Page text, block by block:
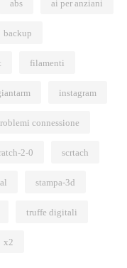
abs ai per anziani
backup
filamenti
instagram
connessione
2-0 scrtach
stampa-3d
truffe digitali
x2